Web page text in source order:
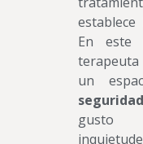
En este
un
seguridad
gusto